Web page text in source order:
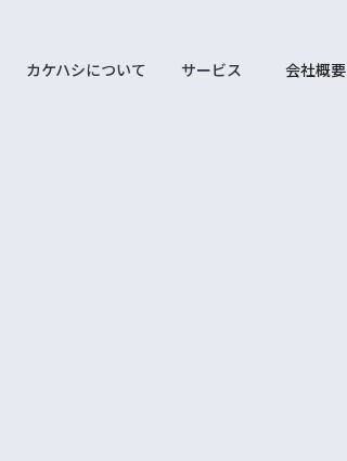
カケハシについて サービス 会社概要